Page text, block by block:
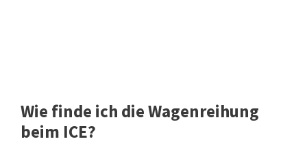
Wie finde ich die Wagenreihung
beim ICE?